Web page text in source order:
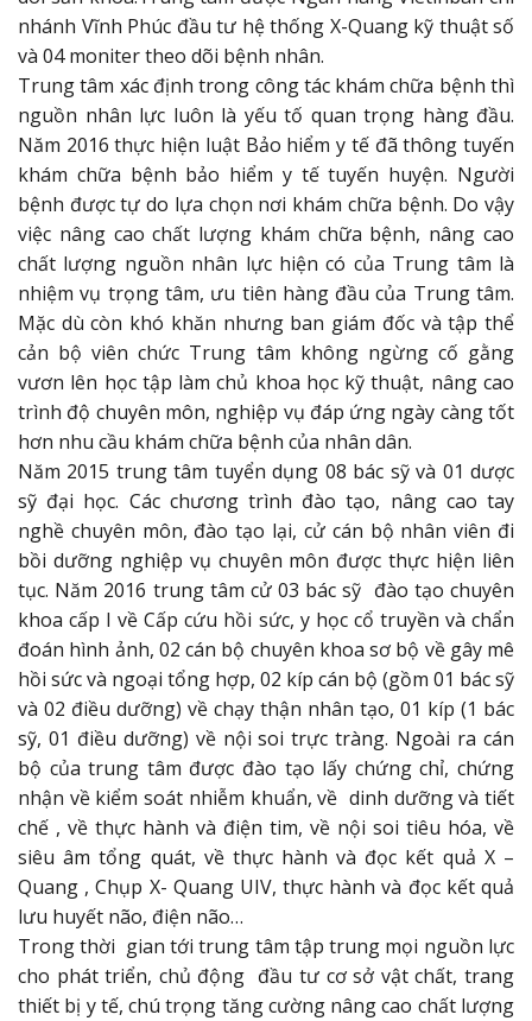
nhánh Vĩnh Phúc đầu tư hệ thống X-Quang kỹ thuật số
và 04 moniter theo dõi bệnh nhân.
Trung tâm xác định trong công tác khám chữa bệnh thì
nguồn nhân lực luôn là yếu tố quan trọng hàng đầu.
Năm 2016 thực hiện luật Bảo hiểm y tế đã thông tuyến
khám chữa bệnh bảo hiểm y tế tuyến huyện. Người
bệnh được tự do lựa chọn nơi khám chữa bệnh. Do vậy
việc nâng cao chất lượng khám chữa bệnh, nâng cao
chất lượng nguồn nhân lực hiện có của Trung tâm là
nhiệm vụ trọng tâm, ưu tiên hàng đầu của Trung tâm.
Mặc dù còn khó khăn nhưng ban giám đốc và tập thể
cản bộ viên chức Trung tâm không ngừng cố gằng
vươn lên học tập làm chủ khoa học kỹ thuật, nâng cao
trình độ chuyên môn, nghiệp vụ đáp ứng ngày càng tốt
hơn nhu cầu khám chữa bệnh của nhân dân.
Năm 2015 trung tâm tuyển dụng 08 bác sỹ và 01 dược
sỹ đại học. Các chương trình đào tạo, nâng cao tay
nghề chuyên môn, đào tạo lại, cử cán bộ nhân viên đi
bồi dưỡng nghiệp vụ chuyên môn được thực hiện liên
tục. Năm 2016 trung tâm cử 03 bác sỹ đào tạo chuyên
khoa cấp I về Cấp cứu hồi sức, y học cổ truyền và chẩn
đoán hình ảnh, 02 cán bộ chuyên khoa sơ bộ về gây mê
hồi sức và ngoại tổng hợp, 02 kíp cán bộ (gồm 01 bác sỹ
và 02 điều dưỡng) về chạy thận nhân tạo, 01 kíp (1 bác
sỹ, 01 điều dưỡng) về nội soi trực tràng. Ngoài ra cán
bộ của trung tâm được đào tạo lấy chứng chỉ, chứng
nhận về kiểm soát nhiễm khuẩn, về dinh dưỡng và tiết
chế , về thực hành và điện tim, về nội soi tiêu hóa, về
siêu âm tổng quát, về thực hành và đọc kết quả X –
Quang , Chụp X- Quang UIV, thực hành và đọc kết quả
lưu huyết não, điện não…
Trong thời gian tới trung tâm tập trung mọi nguồn lực
cho phát triển, chủ động đầu tư cơ sở vật chất, trang
thiết bị y tế, chú trọng tăng cường nâng cao chất lượng